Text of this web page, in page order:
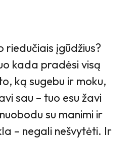
įgūdžius?
kada pradėsi visą
ką sugebu ir moku,
sau – tuo esu žavi
su manimi ir
– negali nešvytėti. Ir